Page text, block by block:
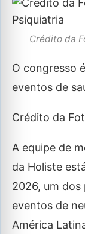
Crédito da
O congresso
eventos de
Crédito da
A equipe de
da Holiste
2026, um dos
eventos de
América